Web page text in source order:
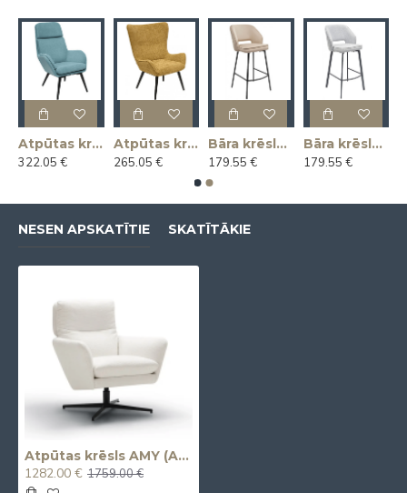
Atpūtas krēsls MAGNUS
322.05 €
Atpūtas krēsls MARIUS
265.05 €
Bāra krēsls ANDRE
179.55 €
Bāra krēsls ANDRE
179.55 €
NESEN APSKATĪTIE SKATĪTĀKIE
Atpūtas krēsls AMY (Armchair)
1282.00 € 1759.00 €